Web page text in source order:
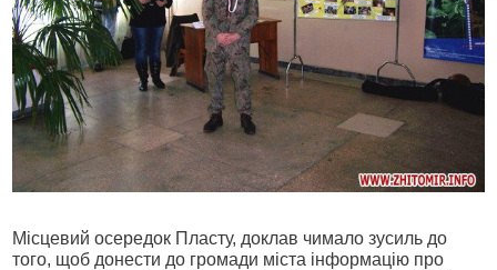
Місцевий осередок Пласту, доклав чимало зусиль до
того, щоб донести до громади міста інформацію про